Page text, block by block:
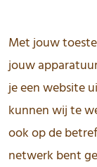
Met jouw
jouw
je een website
kunnen wij te
ook op de
netwerk bent